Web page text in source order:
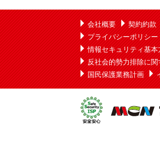
会社概要 契約約款
プライバシーポリシー
情報セキュリティ基本
反社会的勢力排除に
国民保護業務計画